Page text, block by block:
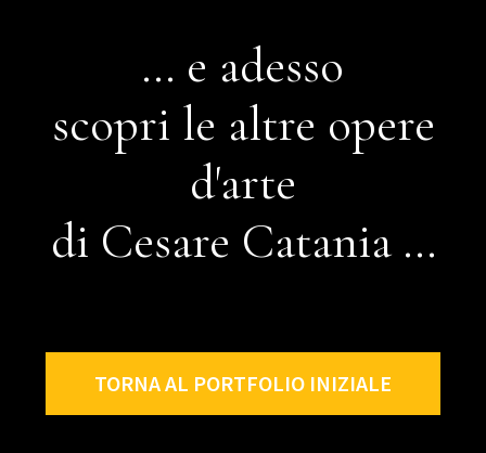
... e adesso
scopri le altre opere
d'arte
di Cesare Catania ...
TORNA AL PORTFOLIO INIZIALE